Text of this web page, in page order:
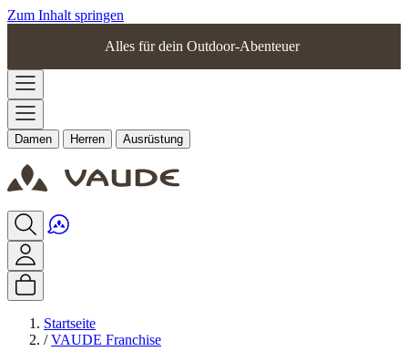
Zum Inhalt springen
Alles für dein Outdoor-Abenteuer
Damen Herren Ausrüstung
Startseite
/ VAUDE Franchise